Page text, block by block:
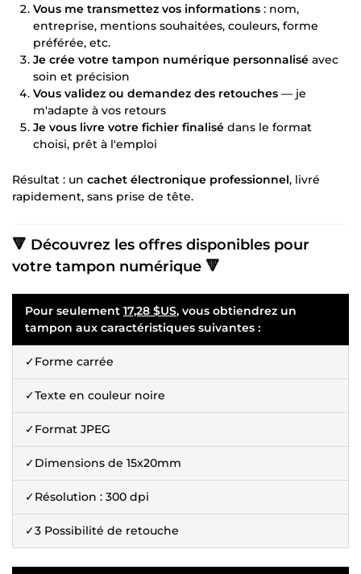
Vous me transmettez vos informations : nom,
entreprise, mentions souhaitées, couleurs, forme
préférée, etc.
Je crée votre tampon numérique personnalisé avec
soin et précision
Vous validez ou demandez des retouches — je
m'adapte à vos retours
Je vous livre votre fichier finalisé dans le format
choisi, prêt à l'emploi
Résultat : un cachet électronique professionnel, livré
rapidement, sans prise de tête.
🔻 Découvrez les offres disponibles pour
votre tampon numérique 🔻
Pour seulement 17,28 $US, vous obtiendrez un
tampon aux caractéristiques suivantes :
✓Forme carrée
✓Texte en couleur noire
✓Format JPEG
✓Dimensions de 15x20mm
✓Résolution : 300 dpi
✓3 Possibilité de retouche